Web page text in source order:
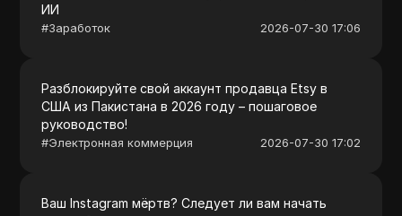
ИИ
#Заработок 2026-07-30 17:06
Разблокируйте свой аккаунт продавца Etsy в
США из Пакистана в 2026 году – пошаговое
руководство!
#Электронная коммерция 2026-07-30 17:02
Ваш Instagram мёртв? Следует ли вам начать